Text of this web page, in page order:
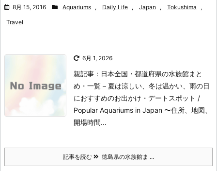
8月 15, 2016 Aquariums , Daily Life , Japan , Tokushima ,
Travel
6月 1, 2026
親記事：日本全国・都道府県の水族館まと
め・一覧 – 夏は涼しい、冬は温かい、雨の日
におすすめのお出かけ・デートスポット /
Popular Aquariums in Japan 〜住所、地図、
開場時間...
記事を読む 徳島県の水族館ま ...